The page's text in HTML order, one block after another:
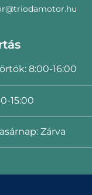
8:00-16:00
15:00
Zárva